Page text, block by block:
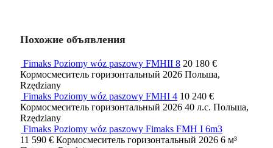
Похожие объявления
Fimaks Poziomy wóz paszowy FMHII 8 20 180 €
Кормосмеситель горизонтальный 2026 Польша,
Rzędziany
Fimaks Poziomy wóz paszowy FMHI 4 10 240 €
Кормосмеситель горизонтальный 2026 40 л.с. Польша,
Rzędziany
Fimaks Poziomy wóz paszowy Fimaks FMH I 6m3
11 590 € Кормосмеситель горизонтальный 2026 6 м³